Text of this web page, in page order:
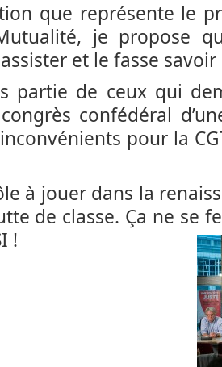
que représente le
je propose
et le fasse
partie de ceux qui
confédéral
pour la
à jouer dans la
de classe. Ça ne se
!